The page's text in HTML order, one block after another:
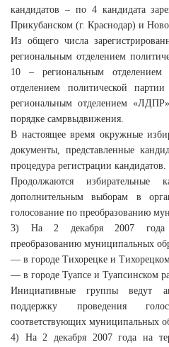
кандидатов – по 4 кандидата
Прикубанском (г. Краснодар) и
Из общего числа
региональным отделением
10 – региональным
отделением политической
региональным отделением
порядке самрвыдвижения.
В настоящее время окружные
документы, представленные
процедура регистрации кандидатов.
Продолжаются
дополнительным выборам в
голосование по преобразованию
3) На 2 декабря 2007 года
преобразованию муниципальных
— в городе Тихорецке и
— в городе Туапсе и Туапсинском
Инициативные группы ведут
поддержку проведения
соответствующих муниципальных
4) На 2 декабря 2007 года на